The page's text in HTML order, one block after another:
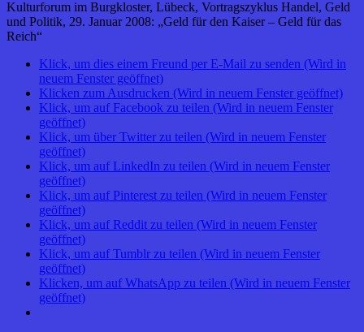
Kulturforum im Burgkloster, Lübeck, Vortragszyklus Handel, Geld
und Politik, 29. Januar 2008: „Geld für den Kaiser – Geld für das
Reich“
Klick, um dies einem Freund per E-Mail zu senden (Wird in
neuem Fenster geöffnet)
Klicken zum Ausdrucken (Wird in neuem Fenster geöffnet)
Klick, um auf Facebook zu teilen (Wird in neuem Fenster
geöffnet)
Klick, um über Twitter zu teilen (Wird in neuem Fenster
geöffnet)
Klick, um auf LinkedIn zu teilen (Wird in neuem Fenster
geöffnet)
Klick, um auf Pinterest zu teilen (Wird in neuem Fenster
geöffnet)
Klick, um auf Reddit zu teilen (Wird in neuem Fenster
geöffnet)
Klick, um auf Tumblr zu teilen (Wird in neuem Fenster
geöffnet)
Klicken, um auf WhatsApp zu teilen (Wird in neuem Fenster
geöffnet)